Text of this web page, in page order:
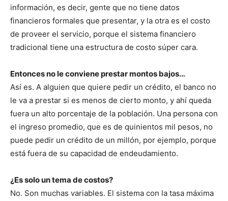
información, es decir, gente que no tiene datos
financieros formales que presentar, y la otra es el costo
de proveer el servicio, porque el sistema financiero
tradicional tiene una estructura de costo súper cara.
Entonces no le conviene prestar montos bajos…
Así es. A alguien que quiere pedir un crédito, el banco no
le va a prestar si es menos de cierto monto, y ahí queda
fuera un alto porcentaje de la población. Una persona con
el ingreso promedio, que es de quinientos mil pesos, no
puede pedir un crédito de un millón, por ejemplo, porque
está fuera de su capacidad de endeudamiento.
¿Es solo un tema de costos?
No. Son muchas variables. El sistema con la tasa máxima